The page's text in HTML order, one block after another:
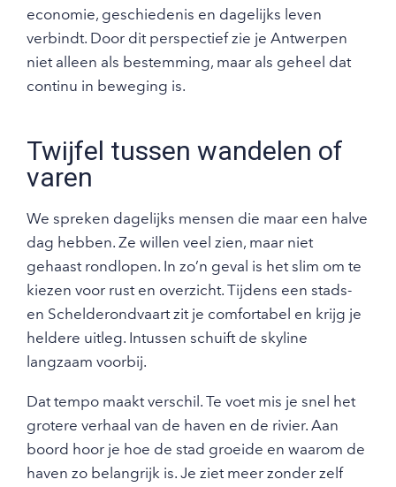
economie, geschiedenis en dagelijks leven
verbindt. Door dit perspectief zie je Antwerpen
niet alleen als bestemming, maar als geheel dat
continu in beweging is.
Twijfel tussen wandelen of
varen
We spreken dagelijks mensen die maar een halve
dag hebben. Ze willen veel zien, maar niet
gehaast rondlopen. In zo’n geval is het slim om te
kiezen voor rust en overzicht. Tijdens een stads-
en Schelderondvaart zit je comfortabel en krijg je
heldere uitleg. Intussen schuift de skyline
langzaam voorbij.
Dat tempo maakt verschil. Te voet mis je snel het
grotere verhaal van de haven en de rivier. Aan
boord hoor je hoe de stad groeide en waarom de
haven zo belangrijk is. Je ziet meer zonder zelf